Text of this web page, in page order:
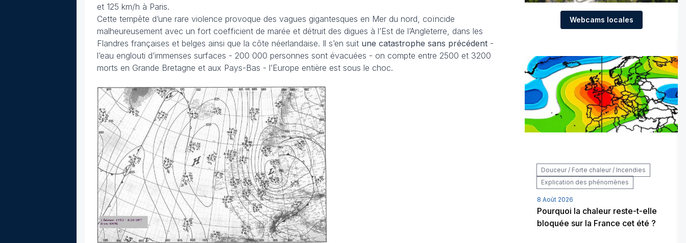
et 125 km/h à Paris.
Cette tempête d’une rare violence provoque des vagues gigantesques en Mer du nord, coïncide
malheureusement avec un fort coefficient de marée et détruit des digues à l’Est de l’Angleterre, dans les
Flandres françaises et belges ainsi que la côte néerlandaise. Il s’en suit une catastrophe sans précédent -
l’eau englouti d’immenses surfaces - 200 000 personnes sont évacuées - on compte entre 2500 et 3200
morts en Grande Bretagne et aux Pays-Bas - l’Europe entière est sous le choc.
Webcams locales
Douceur / Forte chaleur / Incendies
Explication des phénomènes
8 Août 2026
Pourquoi la chaleur reste-t-elle
bloquée sur la France cet été ?